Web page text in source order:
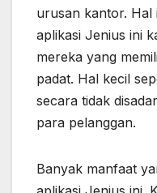
urusan kantor. Hal
aplikasi Jenius ini
mereka yang
padat. Hal kecil
secara tidak
para pelanggan.
Banyak manfaat